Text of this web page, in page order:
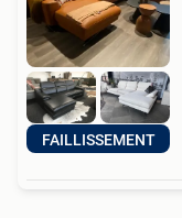
FAILLISSEMENT